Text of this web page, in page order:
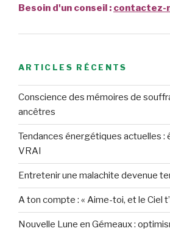
Besoin d'un conseil : contactez-
ARTICLES RÉCENTS
Conscience des mémoires de
ancêtres
Tendances énergétiques actuelles :
VRAI
Entretenir une malachite devenue
A ton compte : « Aime-toi, et le Ciel
Nouvelle Lune en Gémeaux :